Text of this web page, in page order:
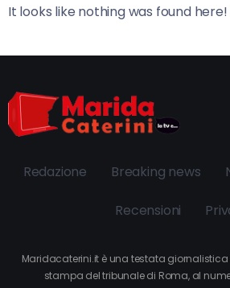
It looks like nothing was found here!
Redazione Breaking news
Recensioni
Maridacaterini.it è una testata
stampa del tribunale di Roma, al